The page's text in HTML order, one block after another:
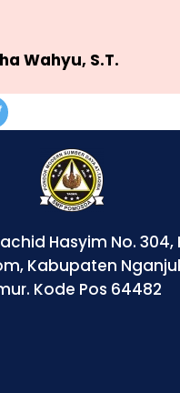
Wahyu, S.T.
Hasyim No. 304,
Kabupaten
Kode Pos 64482